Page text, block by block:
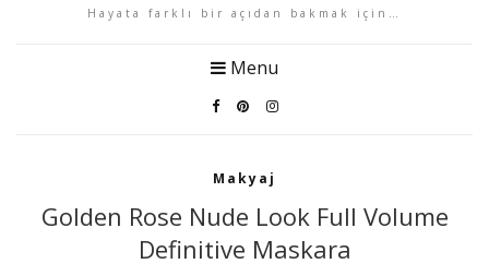
Hayata farklı bir açıdan bakmak için…
Menu
Makyaj
Golden Rose Nude Look Full Volume
Definitive Maskara